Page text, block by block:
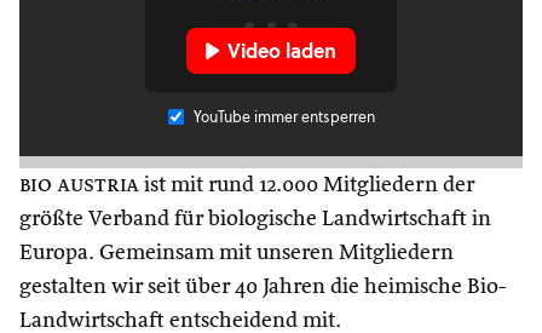
Video laden
YouTube immer entsperren
bio austria ist mit rund 12.000 Mitgliedern der
größte Verband für biologische Landwirtschaft in
Europa. Gemeinsam mit unseren Mitgliedern
gestalten wir seit über 40 Jahren die heimische Bio-
Landwirtschaft entscheidend mit.